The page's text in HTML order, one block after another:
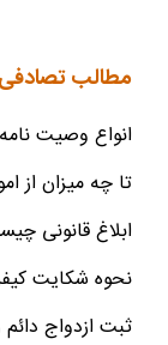
مطالب تصادفی
انواع وصیت نامه
تا چه میزان از
ابلاغ قانونی
نحوه شکایت
ثبت ازدواج